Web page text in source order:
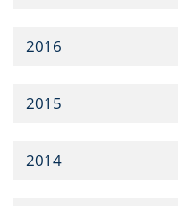
2016
2015
2014